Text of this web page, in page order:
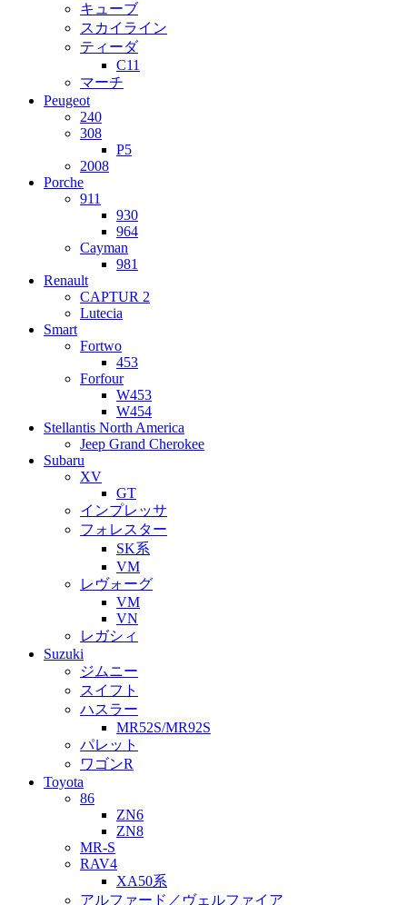
キューブ
スカイライン
ティーダ
C11
マーチ
Peugeot
240
308
P5
2008
Porche
911
930
964
Cayman
981
Renault
CAPTUR 2
Lutecia
Smart
Fortwo
453
Forfour
W453
W454
Stellantis North America
Jeep Grand Cherokee
Subaru
XV
GT
インプレッサ
フォレスター
SK系
VM
レヴォーグ
VM
VN
レガシィ
Suzuki
ジムニー
スイフト
ハスラー
MR52S/MR92S
パレット
ワゴンR
Toyota
86
ZN6
ZN8
MR-S
RAV4
XA50系
アルファード／ヴェルファイア